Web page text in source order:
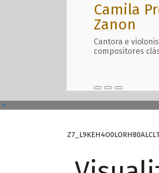
Camila
Zanon
Cantora e
compositores